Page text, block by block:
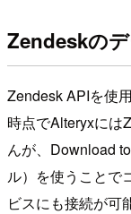
Zendeskの
Zendesk APIを使
時点でAlteryxには
んが、Download
ル）を使うことで
ビスにも接続が可